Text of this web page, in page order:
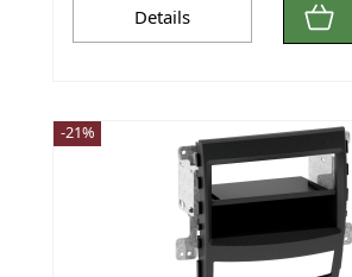
Details
-21%